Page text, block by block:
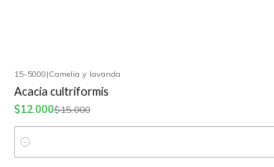
15-5000|Camelia y lavanda
Acacia cultriformis
$12.000$15.000
Cantidad